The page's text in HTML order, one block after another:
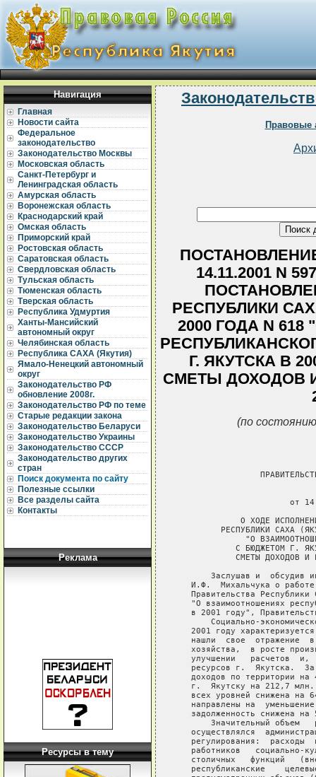
Навигация
Главная
Новости сайта
Федеральное
законодательство
Законодательство Москвы
Московская область
Санкт-Петербург и
Ленинградская область
Амурская область
Воронежская область
Краснодарский край
Омская область
Приморский край
Ростовская область
Саратовская область
Свердловская область
Тульская область
Тюменская область
Тверская область
Республика Удмуртия
Ханты-Мансийский
автономный округ
Челябинская область
Республика САХА (Якутия)
Ямало-Ненецкий автономный
округ
Законодательство РФ
обновление 2008г.
Законодательство РФ по теме
Старые редакции закона
Законодательство Беларуси
Законодательство Украины
Законодательство СССР
Законодательство других
стран
Поиск документа по сайту
Полезные ссылки
Все разделы сайта
Контакты
Реклама
Ресурсы в тему
Правовые
14.11.2001 N
РЕСПУБЛИКИ
2000 ГОДА N
Г. ЯКУТСКА В
СМЕТЫ ДОХОДОВ
(по